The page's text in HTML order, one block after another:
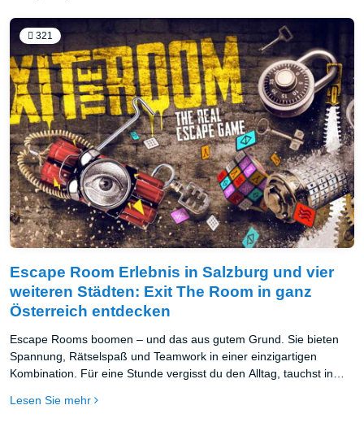
321
Escape Room Erlebnis in Salzburg und vier
weiteren Städten: Exit The Room in ganz
Österreich entdecken
Escape Rooms boomen – und das aus gutem Grund. Sie bieten
Spannung, Rätselspaß und Teamwork in einer einzigartigen
Kombination. Für eine Stunde vergisst du den Alltag, tauchst in
Abenteuers. Kein Wunder also, dass Escape Rooms längst nicht
Lesen Sie mehr